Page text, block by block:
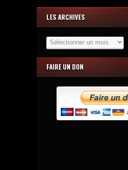
LES ARCHIVES
Archives
FAIRE UN DON